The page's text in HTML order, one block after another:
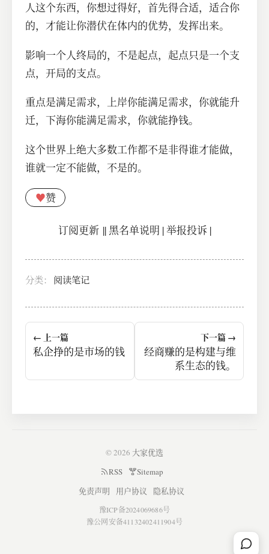
人这个东西，你想过得好，首先得合适，适合你
的，才能让你潜伏在体内的优势，发挥出来。
影响一个人终局的，不是起点，起点只是一个支
点，开局的支点。
重点是满足需求，上岸你能满足需求，你就能升
迁，下海你能满足需求，你就能挣钱。
这个世界上绝大多数工作都不是非得谁才能做，
谁就一定不能做，不是的。
♥赞
订阅更新||黑名单说明 |举报投诉 |
分类： 阅读笔记
← 上一篇
私企挣的是市场的钱
下一篇 →
经商赚的是构建与维
系生态的钱。
© 2026 大家优选
RSS
Sitemap
免责声明
用户协议 隐私协议
豫ICP备2024069686号
豫公网安备41132402411904号